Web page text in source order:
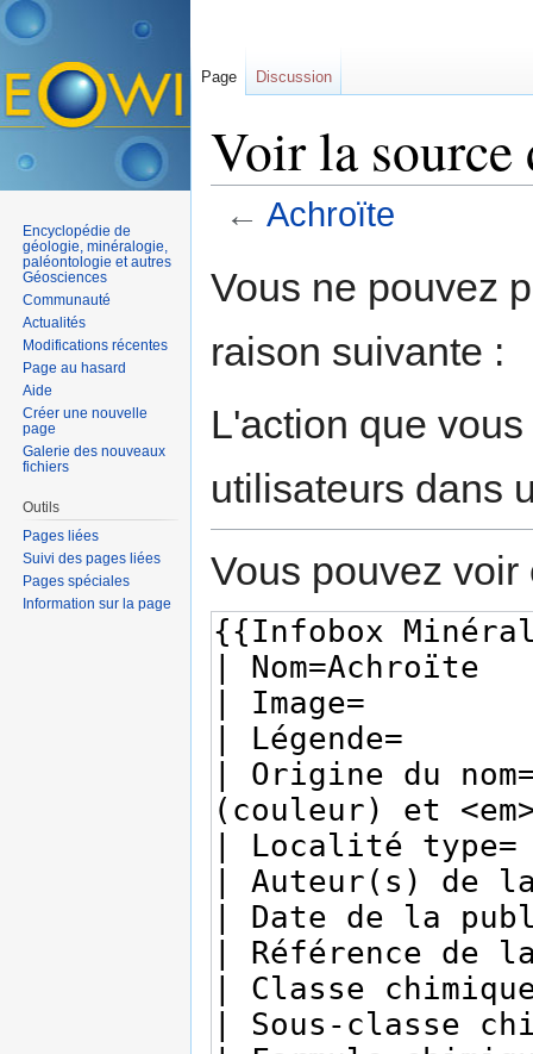
Voir la
← Achroïte
Vous ne pouvez
raison suivante :
L'action que
utilisateurs dans
Vous pouvez
Page Discussion
Encyclopédie de
géologie, minéralogie,
paléontologie et autres
Géosciences
Communauté
Actualités
Modifications récentes
Page au hasard
Aide
Créer une nouvelle
page
Galerie des nouveaux
fichiers
Outils
Pages liées
Suivi des pages liées
Pages spéciales
Information sur la page